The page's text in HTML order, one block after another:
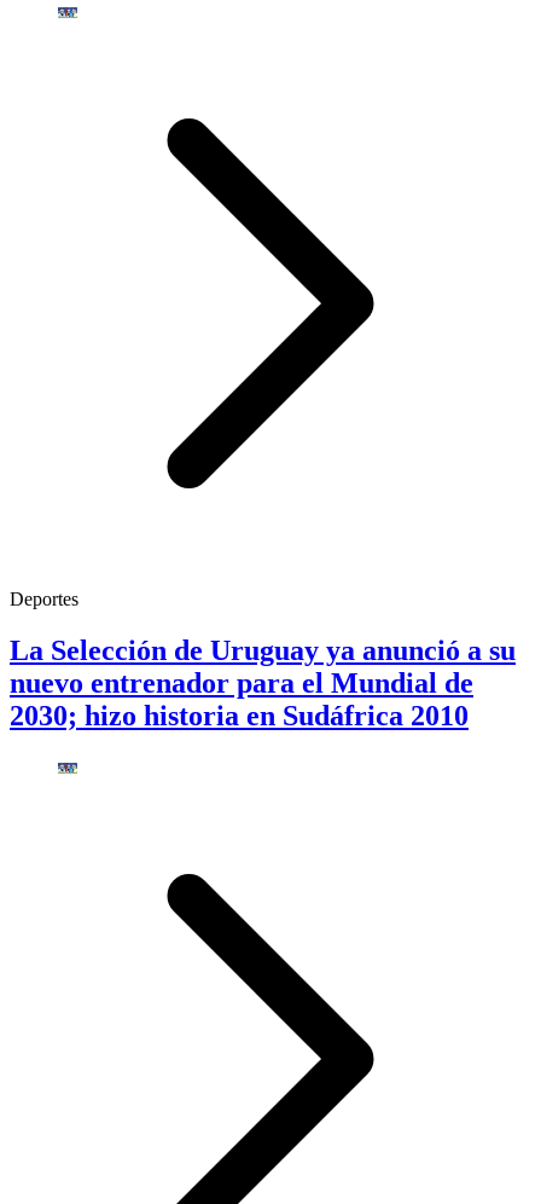
Deportes
La Selección de Uruguay ya anunció a su
nuevo entrenador para el Mundial de
2030; hizo historia en Sudáfrica 2010